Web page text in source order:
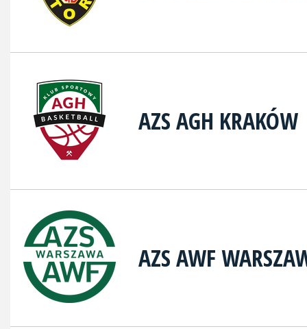
AZS AGH KRAKÓW
AZS AWF